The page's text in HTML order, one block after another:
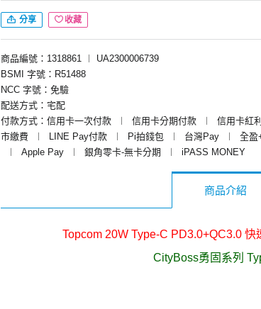
分享 收藏
商品編號：1318861 ︱
UA2300006739
BSMI 字號：R51488
NCC 字號：免驗
配送方式：宅配
付款方式：信用卡一次付款
︱ 信用卡分期付款 ︱ 信用卡紅
市繳費
︱ LINE Pay付款 ︱ Pi拍錢包 ︱ 台灣Pay ︱ 全盈
︱
Apple Pay ︱ 銀角零卡-無卡分期 ︱ iPASS MONEY
商品介紹
Topcom 20W Type-C PD3.0+QC3.0
CityBoss勇固系列